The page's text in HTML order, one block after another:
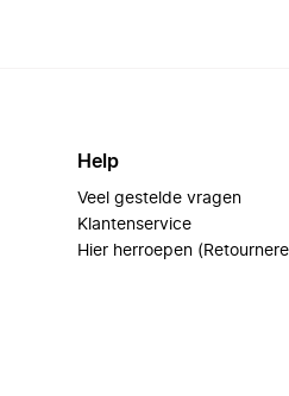
Help
Veel gestelde vragen
Klantenservice
Hier herroepen